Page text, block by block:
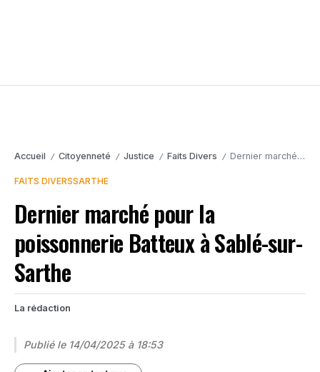
Accueil / Citoyenneté / Justice / Faits Divers / Dernier marché pour la poissonnerie Batteux à Sablé-sur-Sarthe
FAITS DIVERSSARTHE
Dernier marché pour la
poissonnerie Batteux à Sablé-sur-
Sarthe
La rédaction
Publié le 14/04/2025 à 18:53